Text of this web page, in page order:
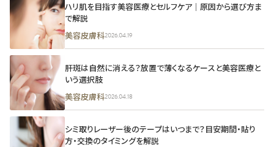
ハリ肌を目指す美容医療とセルフケア｜原因から選び方ま
で解説
美容皮膚科2026.04.19
肝斑は自然に消える？放置で薄くなるケースと美容医療と
いう選択肢
美容皮膚科2026.04.18
シミ取りレーザー後のテープはいつまで？目安期間・貼り
方・交換のタイミングを解説